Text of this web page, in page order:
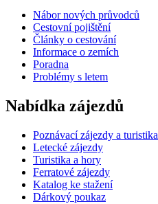
Nábor nových průvodců
Cestovní pojištění
Články o cestování
Informace o zemích
Poradna
Problémy s letem
Nabídka zájezdů
Poznávací zájezdy a turistika
Letecké zájezdy
Turistika a hory
Ferratové zájezdy
Katalog ke stažení
Dárkový poukaz